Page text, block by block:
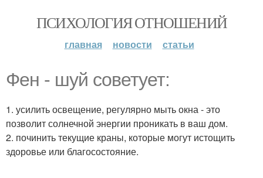
ПСИХОЛОГИЯ ОТНОШЕНИЙ
главная новости статьи
Фен - шуй советует:
1. усилить освещение, регулярно мыть окна - это
позволит солнечной энергии проникать в ваш дом.
2. починить текущие краны, которые могут истощить
здоровье или благосостояние.